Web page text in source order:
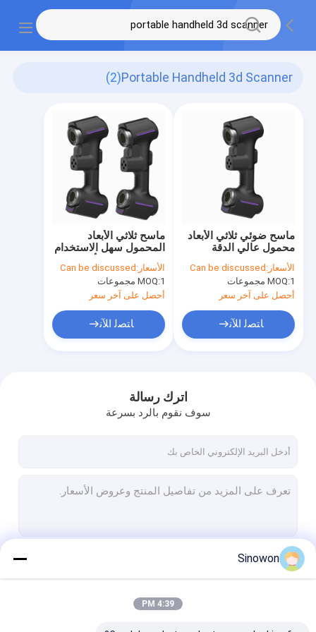
Portable Handheld 3d Scanner
(2)
ماسح ثلاثي الأبعاد
المحمول سهل الاستخدام
للطباعة ثلاثية الأبعاد
ومسح الأشياء الصغيرة
الأسعار: Can be discussed
MOQ:1 مجموعات
أحصل على آخر سعر
ﺎﺘﺼﻟ ﺍﻶﻧ
ماسح ضوئي ثلاثي الأبعاد
محمول عالي الدقة
للهندسة العكسية/
التصميم الصناعي/
الحفاظ على التراث
الثقافي
الأسعار: Can be discussed
MOQ:1 مجموعات
أحصل على آخر سعر
ﺎﺘﺼﻟ ﺍﻶﻧ
اترك رسالة
سوف نقوم بالرد بسرعة
Sinowon
4:39 PM